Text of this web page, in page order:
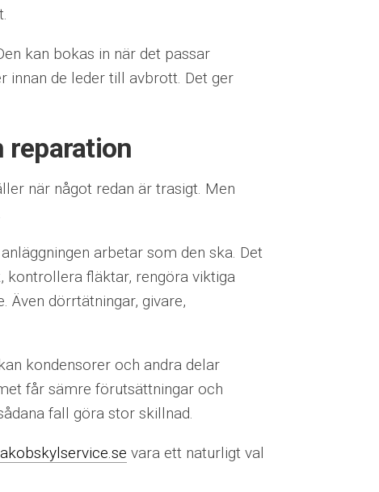
kan bokas in när det passar
innan de leder till avbrott. Det ger
reparation
när något redan är trasigt. Men
arbetar som den ska. Det
kontrollera fläktar, rengöra viktiga
Även dörrtätningar, givare,
kondensorer och andra delar
får sämre förutsättningar och
fall göra stor skillnad.
vara ett naturligt val